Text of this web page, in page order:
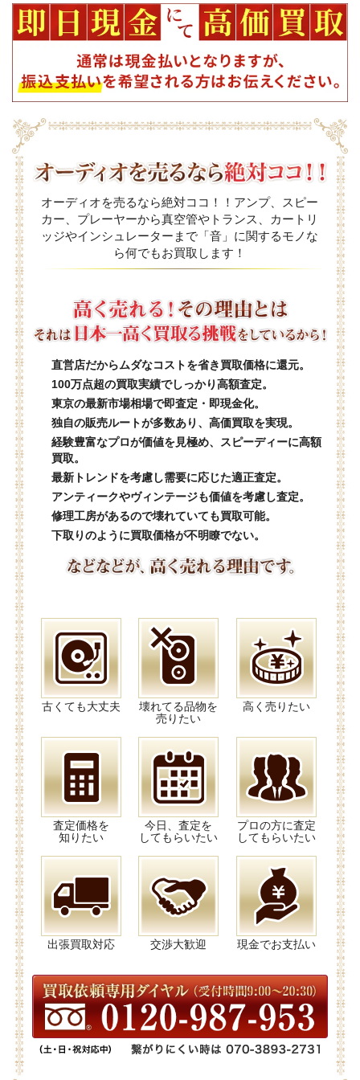
オーディオを売るなら絶対ココ！！アンプ、スピー
カー、プレーヤーから真空管やトランス、カートリ
ッジやインシュレーターまで「音」に関するモノな
ら何でもお買取します！
直営店だからムダなコストを省き買取価格に還元。
100万点超の買取実績でしっかり高額査定。
東京の最新市場相場で即査定・即現金化。
独自の販売ルートが多数あり、高価買取を実現。
経験豊富なプロが価値を見極め、スピーディーに高額
買取。
最新トレンドを考慮し需要に応じた適正査定。
アンティークやヴィンテージも価値を考慮し査定。
修理工房があるので壊れていても買取可能。
下取りのように買取価格が不明瞭でない。
古くても大丈夫
壊れてる品物を
売りたい
高く売りたい
査定価格を
知りたい
今日、査定を
してもらいたい
プロの方に査定
してもらいたい
出張買取対応 交渉大歓迎 現金でお支払い